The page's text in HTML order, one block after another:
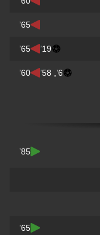
65’
19’
65’
6’, 58’
60’
85’
65’